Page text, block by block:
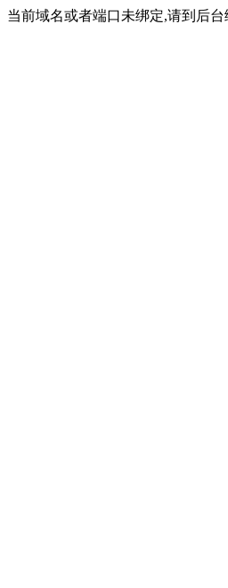
当前域名或者端口未绑定,请到后